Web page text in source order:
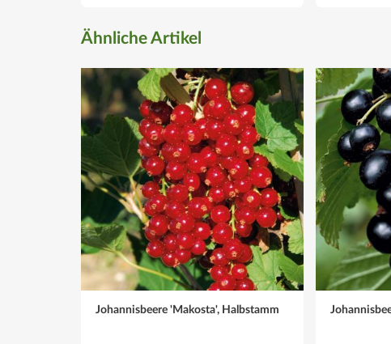
Gelblich/Grün, in Trauben hängend
Blütezeit
April bis Mai
Frucht
Cremeweiß. Erste Blüten- bzw. Fruchtbildung im dritten
Reifezeit
Mittelfrüh, Anfang bis Mitte Juli
Schnitt
Im zweiten Jahr werden neu gebildete, einjährige Triebe
schwache Triebe entfernen
Winter
Ähnliche Artikel
Johannisbeere 'Makosta', Halbstamm